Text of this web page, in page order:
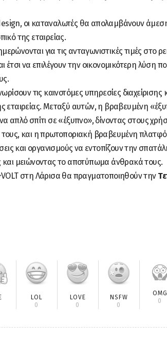
οι καταναλωτές θα απολαμβάνουν
της εταιρείας.
για τις ανταγωνιστικές τιμές στο
έτσι να επιλέγουν την οικονομικότερη λύση
τις καινοτόμες υπηρεσίες διαχείρισης
εταιρείας. Μεταξύ αυτών, η βραβευμένη
απλό σπίτι σε «έξυπνο», δίνοντας στους
και η πρωτοποριακή βραβευμένη
και οργανισμούς να εντοπίζουν την
μειώνοντας το αποτύπωμα άνθρακά τους.
στη Λάρισα θα πραγματοποιηθούν την
LOL
0
LOVE
0
NSFW
0
OMG
0